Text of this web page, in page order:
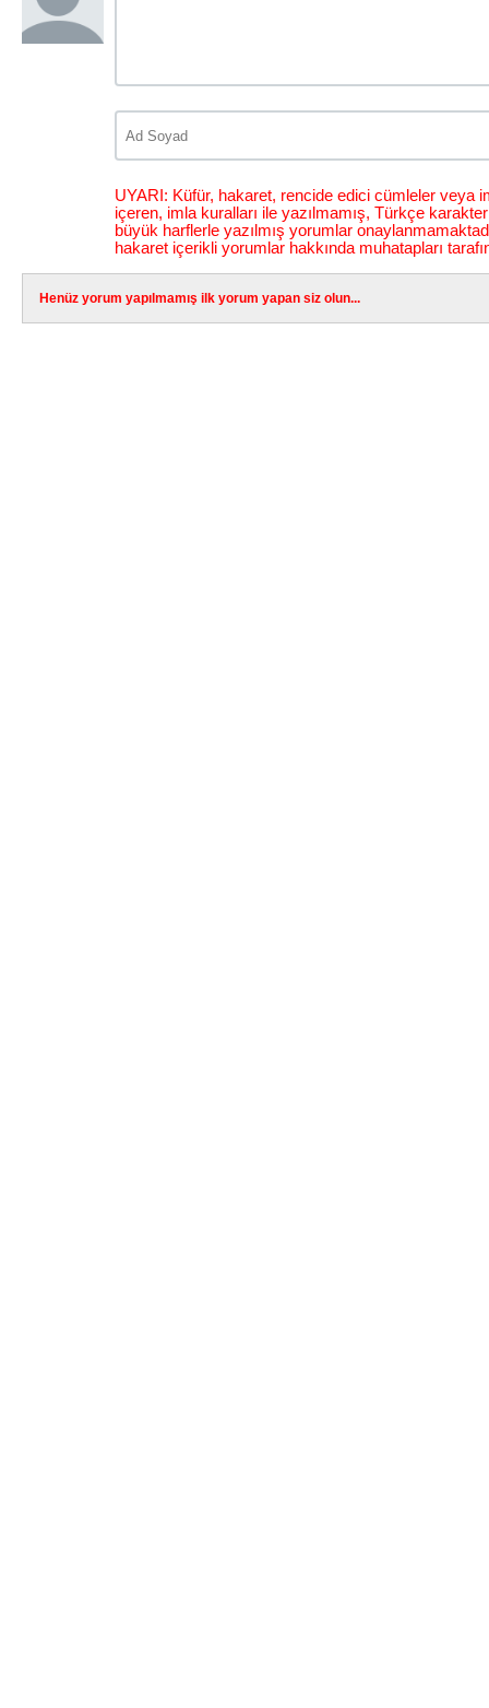
UYARI: Küfür, hakaret, rencide edici cümleler veya
içeren, imla kuralları ile yazılmamış, Türkçe
büyük harflerle yazılmış yorumlar
hakaret içerikli yorumlar hakkında muhatapları
Henüz yorum yapılmamış ilk yorum yapan siz olun...